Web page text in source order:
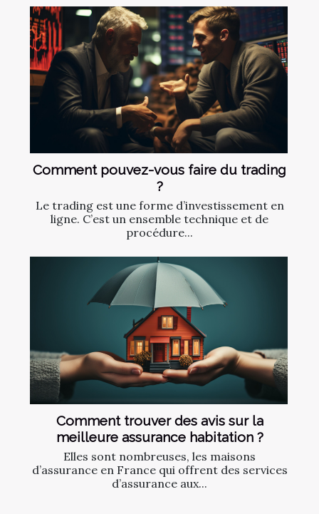
Comment pouvez-vous faire du trading
?
Le trading est une forme d’investissement en
ligne. C’est un ensemble technique et de
procédure...
Comment trouver des avis sur la
meilleure assurance habitation ?
Elles sont nombreuses, les maisons
d’assurance en France qui offrent des services
d’assurance aux...